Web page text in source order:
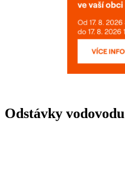
Odstávky vodovodu